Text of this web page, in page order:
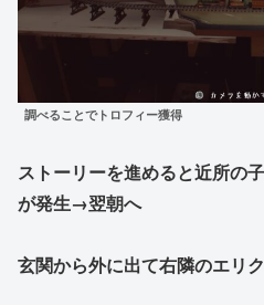
調べることでトロフィー獲得
ストーリーを進めると近所の
が発生→翌朝へ
玄関から外に出て右隣のエリ